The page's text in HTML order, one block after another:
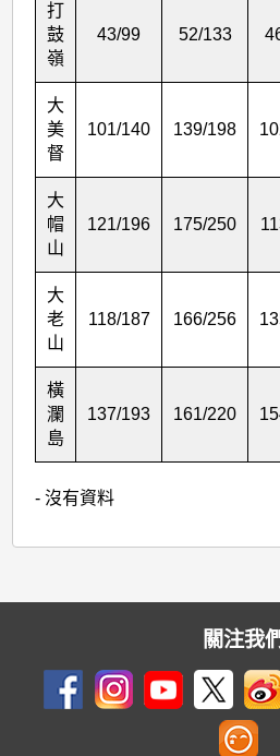
打
鼓
嶺
43/99 52/133
大
美
督
101/140 139/198
大
帽
山
121/196 175/250
大
老
山
118/187 166/256
橫
瀾
島
137/193 161/220
- 沒有資料
關注我